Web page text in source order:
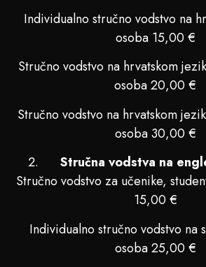
Individualno stručno vodstvo na
osoba 15,00 €
Stručno vodstvo na hrvatskom
osoba 20,00 €
Stručno vodstvo na hrvatskom
osoba 30,00 €
Stručna vodstva na
Stručno vodstvo za učenike,
15,00 €
Individualno stručno vodstvo na
osoba 25,00 €